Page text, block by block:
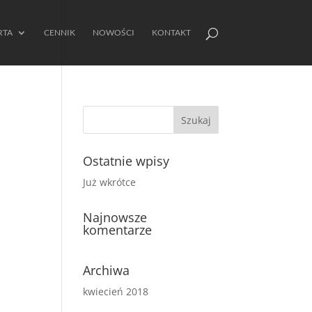
CENNIK NOWOŚCI KONTAKT
Ostatnie wpisy
Już wkrótce
Najnowsze
komentarze
Archiwa
kwiecień 2018